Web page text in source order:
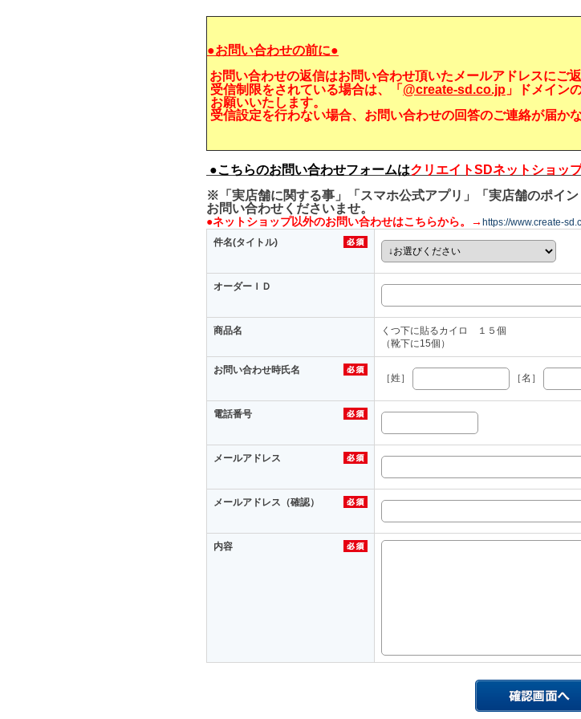
●お問い合わせの前に●
お問い合わせの返信はお問い合わせ頂いたメールアドレスにご返
受信制限をされている場合は、「 @create-sd.co.jp 」ドメイン
お願いいたします。
受信設定を行わない場合、お問い合わせの回答のご連絡が届か
●こちらのお問い合わせフォームはクリエイトSDネットショッ
※「実店舗に関する事」「スマホ公式アプリ」「実店舗のポイ
お問い合わせくださいませ。
●ネットショップ以外のお問い合わせはこちらから。→ https://www.create-
件名(タイトル)
オーダーＩＤ
商品名
くつ下に貼るカイロ １５個
（靴下に15個）
お問い合わせ時氏名
［姓］ ［名］
電話番号
メールアドレス
メールアドレス（確認）
内容